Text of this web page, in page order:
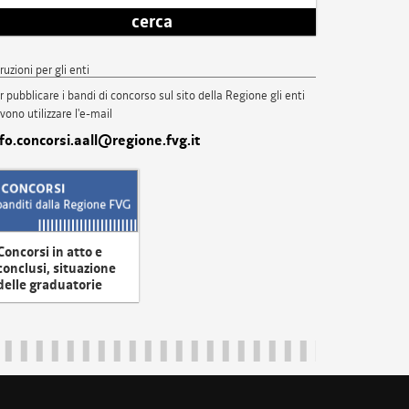
cerca
per gli enti
pubblicare i bandi di concorso sul sito della Regione gli enti
utilizzare l'e-mail
in atto e
situazione
graduatorie